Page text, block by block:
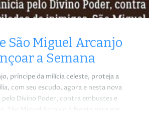
São Miguel Arcanjo
a Semana
príncipe da milícia celeste, proteja a
com seu escudo, agora e nesta nova
pelo Divino Poder, contra embustes e
São Miguel Arcanjo à frente para me